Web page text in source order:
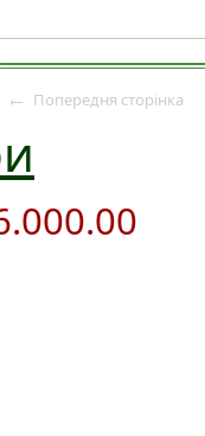
← Попередня сторінка